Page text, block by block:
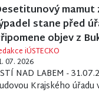
mamut
stane před
objev z
iÚSTECKO
07. 2026
NAD LABEM -
Krajského úřadu